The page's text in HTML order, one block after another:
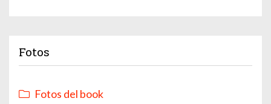
Fotos
Fotos del book